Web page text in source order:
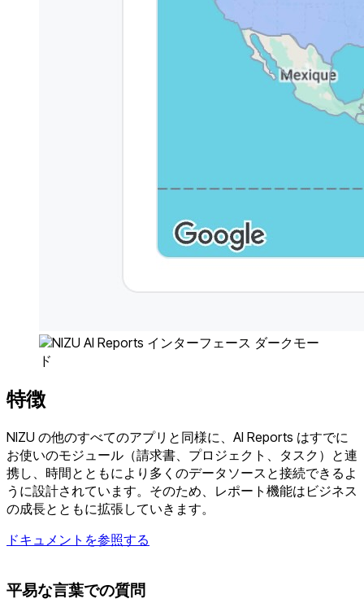
特徴
NIZU の他のすべてのアプリと同様に、AI Reports はすでに
お使いのモジュール（請求書、プロジェクト、タスク）と連
携し、時間とともにより多くのデータソースと接続できるよ
うに設計されています。そのため、レポート機能はビジネス
の成長とともに拡張していきます。
ドキュメントを参照する
平易な言葉での質問